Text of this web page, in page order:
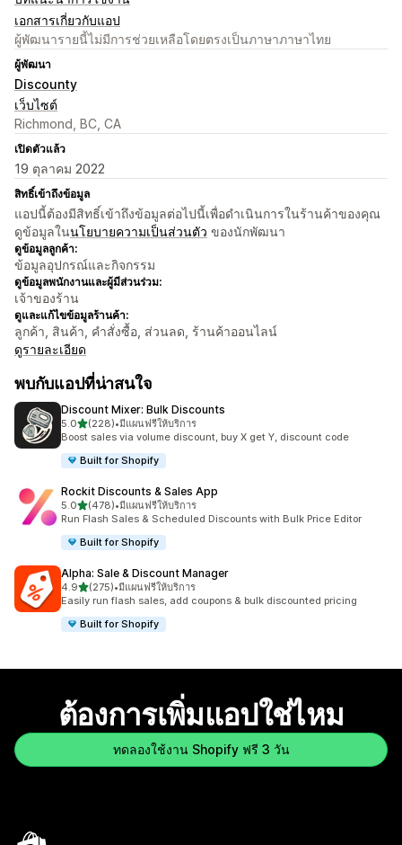
เอกสารเกี่ยวกับแอป
ผู้พัฒนารายนี้ไม่มีการช่วยเหลือโดยตรงเป็นภาษาภาษาไทย
ผู้พัฒนา
Discounty
เว็บไซต์
Richmond, BC, CA
เปิดตัวแล้ว
19 ตุลาคม 2022
สิทธิ์เข้าถึงข้อมูล
แอปนี้ต้องมีสิทธิ์เข้าถึงข้อมูลต่อไปนี้เพื่อดำเนินการในร้านค้าของคุณ
ดูข้อมูลในนโยบายความเป็นส่วนตัว ของนักพัฒนา
ดูข้อมูลลูกค้า:
ข้อมูลอุปกรณ์และกิจกรรม
ดูข้อมูลพนักงานและผู้มีส่วนร่วม:
เจ้าของร้าน
ดูและแก้ไขข้อมูลร้านค้า:
ลูกค้า, สินค้า, คำสั่งซื้อ, ส่วนลด, ร้านค้าออนไลน์
ดูรายละเอียด
พบกับแอปที่น่าสนใจ
Discount Mixer: Bulk Discounts
5.0เต็ม 5 ดาว
(228)
ทั้งหมด 228 รีวิว
•มีแผนฟรีให้บริการ
Boost sales via volume discount, buy X get Y, discount code
Built for Shopify
Rockit Discounts & Sales App
5.0เต็ม 5 ดาว
(478)
ทั้งหมด 478 รีวิว
•มีแผนฟรีให้บริการ
Run Flash Sales & Scheduled Discounts with Bulk Price Editor
Built for Shopify
Alpha: Sale & Discount Manager
4.9เต็ม 5 ดาว
(275)
ทั้งหมด 275 รีวิว
•มีแผนฟรีให้บริการ
Easily run flash sales, add coupons & bulk discounted pricing
Built for Shopify
ต้องการเพิ่มแอปใช่ไหม
ทดลองใช้งาน Shopify ฟรี 3 วัน